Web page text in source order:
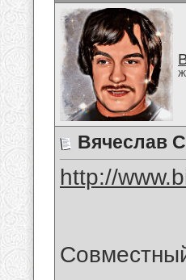
Вячеслав
http://